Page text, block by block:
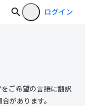
ログイン
ご希望の言語に翻訳
があります。